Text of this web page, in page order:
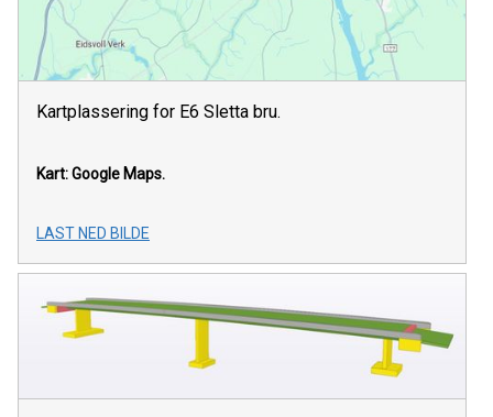
Kartplassering for E6 Sletta bru.
Kart: Google Maps.
LAST NED BILDE